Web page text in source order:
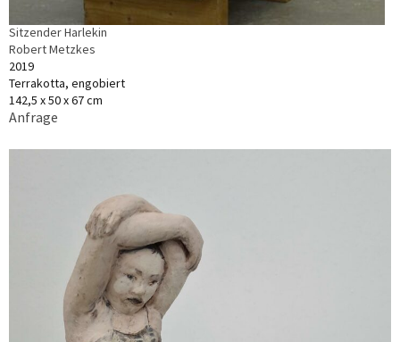
Sitzender Harlekin
Robert Metzkes
2019
Terrakotta, engobiert
142,5 x 50 x 67 cm
Anfrage